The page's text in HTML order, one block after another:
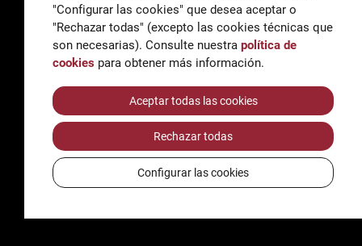
Información
informacio@escoladeltreball.org
Trámites de secretaría
AccessibilidadAviso legal y Política de Privacidad
Política de cookies
Créditos
"Configurar las cookies" que desea aceptar o
"Rechazar todas" (excepto las cookies técnicas que
son necesarias). Consulte nuestra política de
cookies para obtener más información.
Aceptar todas las cookies
Rechazar todas
Configurar las cookies